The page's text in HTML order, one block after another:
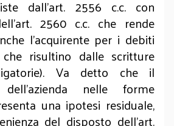
dall’art. 2556 c.c. con
2560 c.c. che rende
l’acquirente per i debiti
risultino dalle scritture
Va detto che il
nelle forme
una ipotesi residuale,
del disposto dell’art.